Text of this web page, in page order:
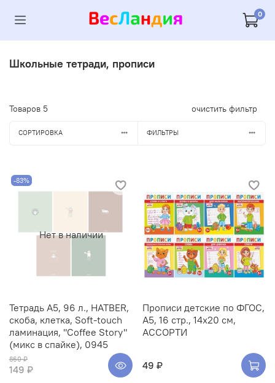
0
Школьные тетради, прописи
Товаров 5 очистить фильтр
СОРТИРОВКА ФИЛЬТРЫ
Нет в наличии
-83%
Тетрадь А5, 96 л., HATBER,
скоба, клетка, Soft-touch
ламинация, "Coffee Story"
(микс в спайке), 0945
860 ₽
149 ₽
Прописи детские по ФГОС,
А5, 16 стр., 14х20 см,
АССОРТИ
49 ₽